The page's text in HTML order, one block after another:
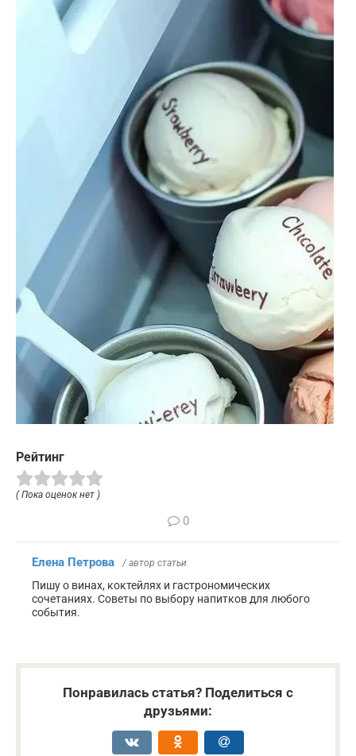
Рейтинг
( Пока оценок нет )
0
Елена Петрова / автор статьи
Пишу о винах, коктейлях и гастрономических
сочетаниях. Советы по выбору напитков для любого
события.
Понравилась статья? Поделиться с
друзьями: